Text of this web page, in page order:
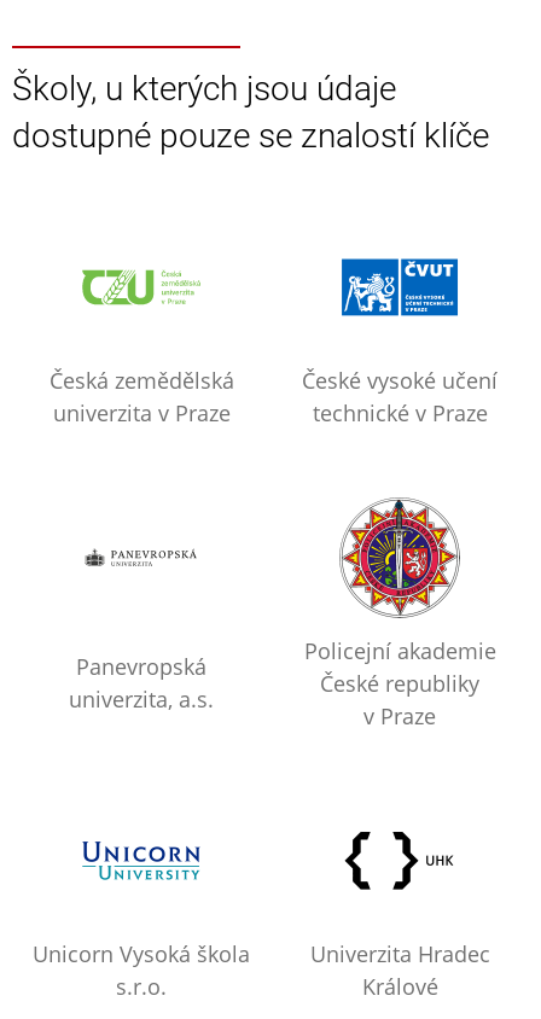
Školy, u kterých jsou údaje
dostupné pouze se znalostí klíče
Česká zemědělská
univerzita v Praze
České vysoké učení
technické v Praze
Panevropská
univerzita, a.s.
Policejní akademie
České republiky
v Praze
Unicorn Vysoká škola
s.r.o.
Univerzita Hradec
Králové